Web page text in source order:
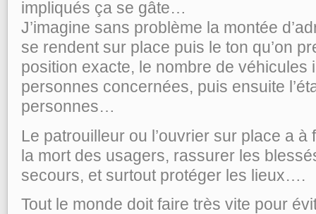
impliqués ça se gâte…
J’imagine sans problème la montée
se rendent sur place puis le ton qu’on
position exacte, le nombre de véhicules
personnes concernées, puis ensuite
personnes…
Le patrouilleur ou l’ouvrier sur place a
la mort des usagers, rassurer les
secours, et surtout protéger les lieux….
Tout le monde doit faire très vite pour